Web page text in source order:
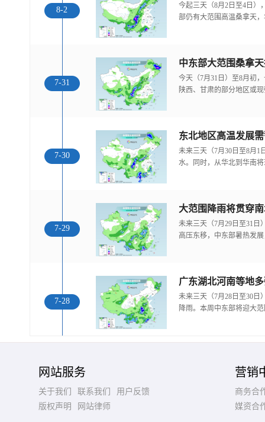
8-2
今起三天（8月2日至4日）
部仍有大范围高温桑拿天
7-31
中东部大范围桑拿
今天（7月31日）至8月初
陕西、甘肃的部分地区或
7-30
东北地区高温发展
未来三天（7月30日至8月1
水。同时，从华北到华南
7-29
大范围降雨将贯穿
未来三天（7月29日至31日
高压东移，中东部暑热发
7-28
广东湖北河南等地
未来三天（7月28日至30日
降雨。本周中东部将迎大
网站服务
关于我们 联系我们
用户反馈
版权声明
网站律师
营销
商务合
媒资合